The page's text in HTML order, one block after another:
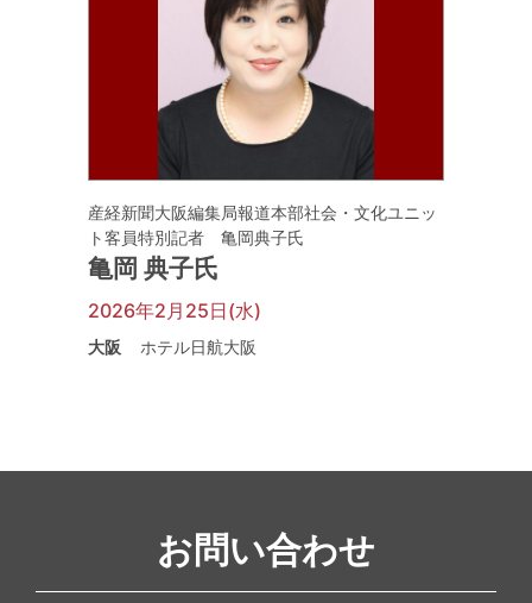
産経新聞大阪編集局報道本部社会・文化ユニッ
ト客員特別記者 亀岡典子氏
亀岡 典子氏
2026年2月25日(水)
大阪 ホテル日航大阪
お問い合わせ